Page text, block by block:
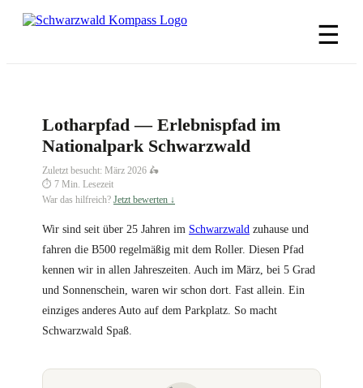
Zum
Inhalt
☰
Lotharpfad — Erlebnispfad im
Nationalpark Schwarzwald
Zuletzt besucht: März 2026 🛵
⏱ 7 Min. Lesezeit
War das hilfreich? Jetzt bewerten ↓
Wir sind seit über 25 Jahren im Schwarzwald zuhause und
fahren die B500 regelmäßig mit dem Roller. Diesen Pfad
kennen wir in allen Jahreszeiten. Auch im März, bei 5 Grad
und Sonnenschein, waren wir schon dort. Fast allein. Ein
einziges anderes Auto auf dem Parkplatz. So macht
Schwarzwald Spaß.